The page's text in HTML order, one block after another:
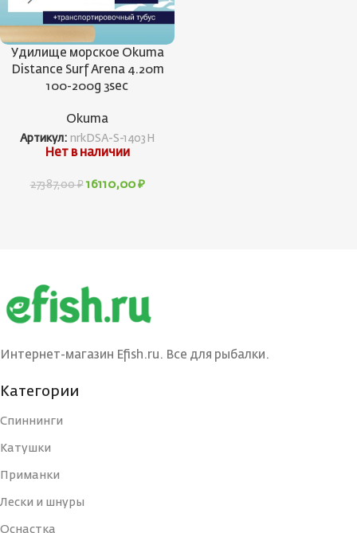
Удилище морское Okuma
Distance Surf Arena 4.20m
100-200g 3sec
Okuma
Артикул: nrkDSA-S-1403H
Нет в наличии
27387,00₽ 16110,00 ₽
Интернет-магазин Efish.ru. Все для рыбалки.
Категории
Спиннинги
Катушки
Приманки
Лески и шнуры
Оснастка